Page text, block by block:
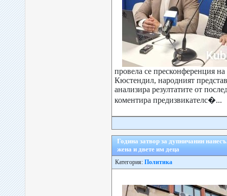
провела се пресконференция
Кюстендил, народният
анализира резултатите от
коментира предизвикателс�...
Година затвор за дупничанин
жена и двете им деца
Категория: Политика